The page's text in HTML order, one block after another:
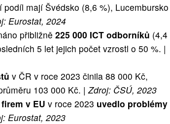
mají Švédsko (8,6 %), Lucembursko
Eurostat, 2024
přibližně 225 000 ICT odborníků (4,4
5 let jejich počet vzrostl o 50 %. |
v ČR v roce 2023 činila 88 000 Kč,
103 000 Kč. | Zdroj: ČSÚ, 2023
v EU v roce 2023 uvedlo problémy
Eurostat, 2023